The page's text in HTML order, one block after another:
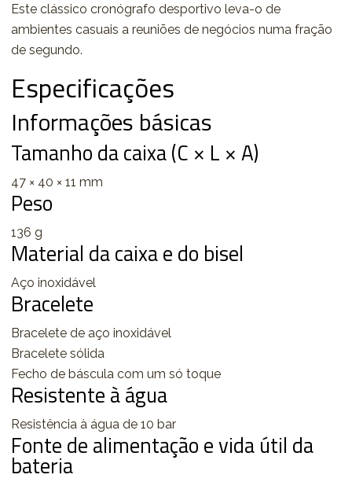
Este clássico cronógrafo desportivo leva-o de
ambientes casuais a reuniões de negócios numa fração
de segundo.
Especificações
Informações básicas
Tamanho da caixa (C × L × A)
47 × 40 × 11 mm
Peso
136 g
Material da caixa e do bisel
Aço inoxidável
Bracelete
Bracelete de aço inoxidável
Bracelete sólida
Fecho de báscula com um só toque
Resistente à água
Resistência à água de 10 bar
Fonte de alimentação e vida útil da
bateria